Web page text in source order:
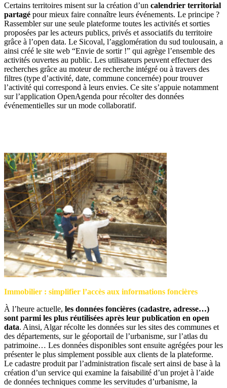
Certains territoires misent sur la création d’un calendrier territorial
partagé pour mieux faire connaître leurs événements. Le principe ?
Rassembler sur une seule plateforme toutes les activités et sorties
proposées par les acteurs publics, privés et associatifs du territoire
grâce à l’open data. Le Sicoval, l’agglomération du sud toulousain, a
ainsi créé le site web “Envie de sortir !” qui agrège l’ensemble des
activités ouvertes au public. Les utilisateurs peuvent effectuer des
recherches grâce au moteur de recherche intégré ou à travers des
filtres (type d’activité, date, commune concernée) pour trouver
l’activité qui correspond à leurs envies. Ce site s’appuie notamment
sur l’application OpenAgenda pour récolter des données
événementielles sur un mode collaboratif.
Immobilier : simplifier l’accès aux informations foncières
À l’heure actuelle, les données foncières (cadastre, adresse…)
sont parmi les plus réutilisées après leur publication en open
data. Ainsi, Algar récolte les données sur les sites des communes et
des départements, sur le géoportail de l’urbanisme, sur l’atlas du
patrimoine… Les données disponibles sont ensuite agrégées pour les
présenter le plus simplement possible aux clients de la plateforme.
Le cadastre produit par l’administration fiscale sert ainsi de base à la
création d’un service qui examine la faisabilité d’un projet à l’aide
de données techniques comme les servitudes d’urbanisme, la